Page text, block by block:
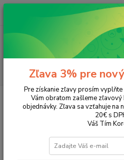
Tonery a náplne do tlačiarní
i-Sensys MF630C
Upresniť
Zľava 3% pre
Pre získanie zľavy prosím
Vám obratom zašleme
objednávky. Zľava sa vzťahuje na
20€ s
Váš Tím